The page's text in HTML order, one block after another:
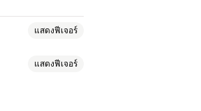
แสดงฟีเจอร์
แสดงฟีเจอร์